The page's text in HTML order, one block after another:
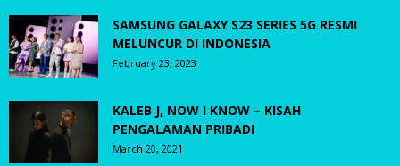
SAMSUNG GALAXY S23 SERIES 5G RESMI
MELUNCUR DI INDONESIA
February 23, 2023
KALEB J, NOW I KNOW – KISAH
PENGALAMAN PRIBADI
March 20, 2021